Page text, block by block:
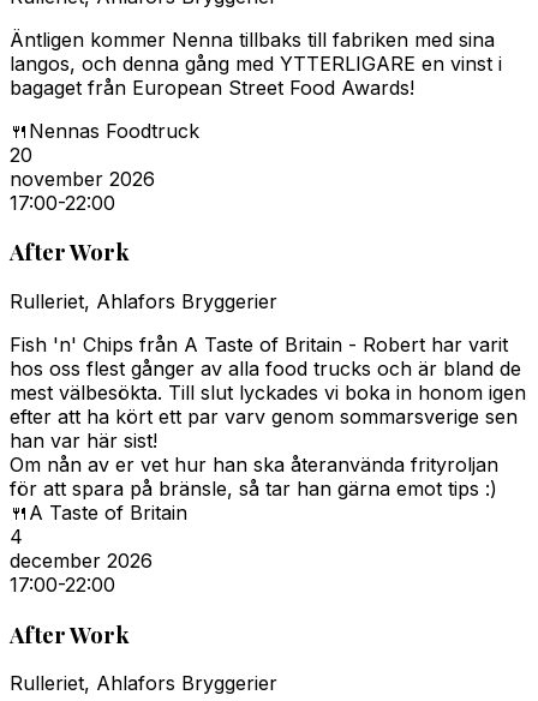
Äntligen kommer Nenna tillbaks till fabriken med sina
langos, och denna gång med YTTERLIGARE en vinst i
bagaget från European Street Food Awards!
🍴 Nennas Foodtruck
20
november 2026
17:00-22:00
After Work
Rulleriet, Ahlafors Bryggerier
Fish 'n' Chips från A Taste of Britain - Robert har varit
hos oss flest gånger av alla food trucks och är bland de
mest välbesökta. Till slut lyckades vi boka in honom igen
efter att ha kört ett par varv genom sommarsverige sen
han var här sist!
Om nån av er vet hur han ska återanvända frityroljan
för att spara på bränsle, så tar han gärna emot tips :)
🍴 A Taste of Britain
4
december 2026
17:00-22:00
After Work
Rulleriet, Ahlafors Bryggerier